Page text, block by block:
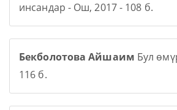
инсандар - Ош, 2017 - 108 б.
Бекболотова Айшаим Бул
116 б.